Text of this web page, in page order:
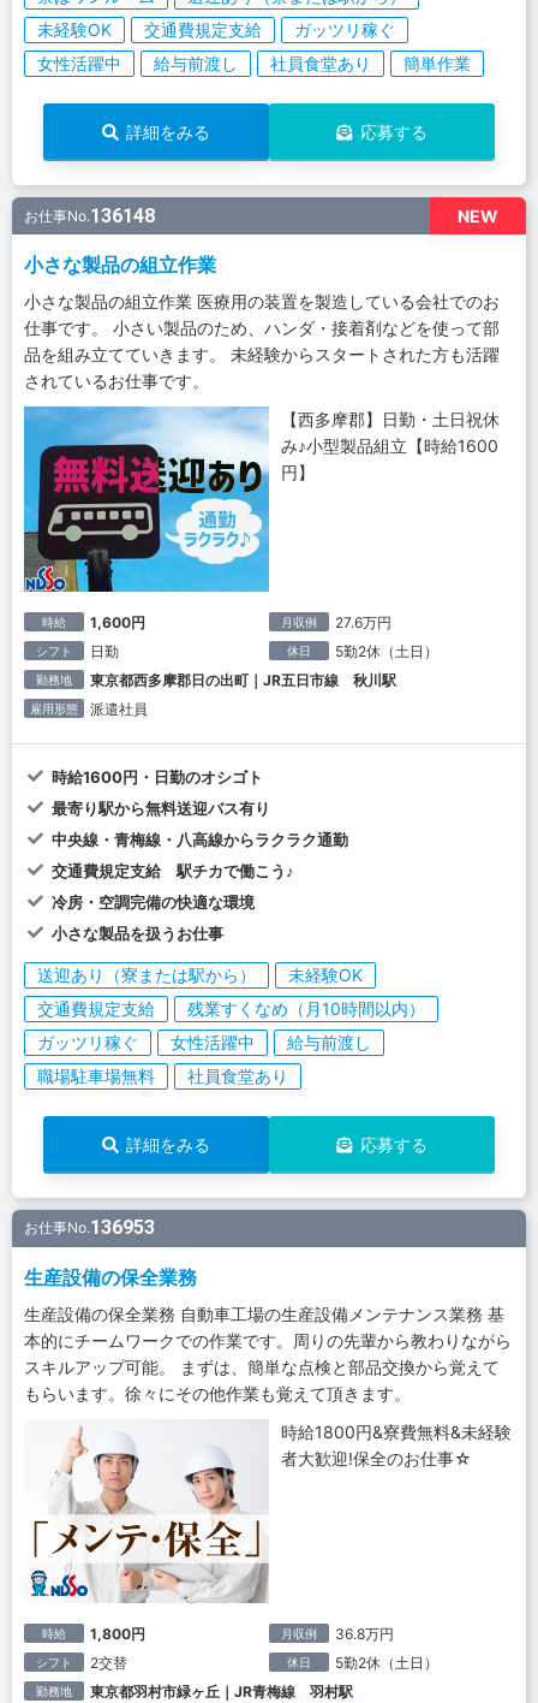
未経験OK
交通費規定支給
ガッツリ稼ぐ
女性活躍中
給与前渡し 社員食堂あり 簡単作業
詳細をみる 応募する
NEW
お仕事No.136148
小さな製品の組立作業
小さな製品の組立作業 医療用の装置を製造している会社でのお
仕事です。 小さい製品のため、ハンダ・接着剤などを使って部
品を組み立てていきます。 未経験からスタートされた方も活躍
されているお仕事です。
【西多摩郡】日勤・土日祝休
み♪小型製品組立【時給1600
円】
時給 1,600円 月収例 27.6万円
シフト 日勤 休日 5勤2休（土日）
勤務地 東京都西多摩郡日の出町｜JR五日市線 秋川駅
雇用形態 派遣社員
時給1600円・日勤のオシゴト
最寄り駅から無料送迎バス有り
中央線・青梅線・八高線からラクラク通勤
交通費規定支給 駅チカで働こう♪
冷房・空調完備の快適な環境
小さな製品を扱うお仕事
送迎あり（寮または駅から）
未経験OK
交通費規定支給
残業すくなめ（月10時間以内）
ガッツリ稼ぐ
女性活躍中
給与前渡し
職場駐車場無料
社員食堂あり
詳細をみる 応募する
お仕事No.136953
生産設備の保全業務
生産設備の保全業務 自動車工場の生産設備メンテナンス業務 基
本的にチームワークでの作業です。周りの先輩から教わりながら
スキルアップ可能。 まずは、簡単な点検と部品交換から覚えて
もらいます。徐々にその他作業も覚えて頂きます。
時給1800円&寮費無料&未経験
者大歓迎!保全のお仕事☆
時給 1,800円 月収例 36.8万円
シフト 2交替 休日 5勤2休（土日）
勤務地 東京都羽村市緑ヶ丘｜JR青梅線 羽村駅